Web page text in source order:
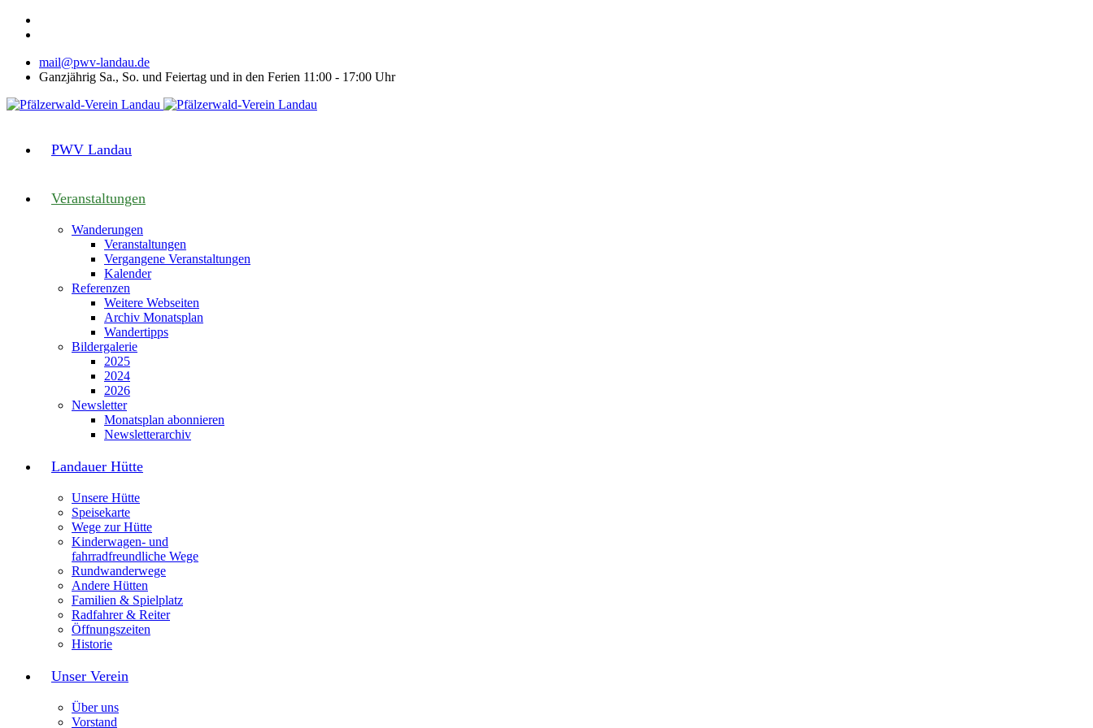
mail@pwv-landau.de
Ganzjährig Sa., So. und Feiertag und in den Ferien 11:00 - 17:00 Uhr
PWV Landau
Veranstaltungen
Wanderungen
Veranstaltungen
Vergangene Veranstaltungen
Kalender
Referenzen
Weitere Webseiten
Archiv Monatsplan
Wandertipps
Bildergalerie
2025
2024
2026
Newsletter
Monatsplan abonnieren
Newsletterarchiv
Landauer Hütte
Unsere Hütte
Speisekarte
Wege zur Hütte
Kinderwagen- und
fahrradfreundliche Wege
Rundwanderwege
Andere Hütten
Familien & Spielplatz
Radfahrer & Reiter
Öffnungszeiten
Historie
Unser Verein
Über uns
Vorstand